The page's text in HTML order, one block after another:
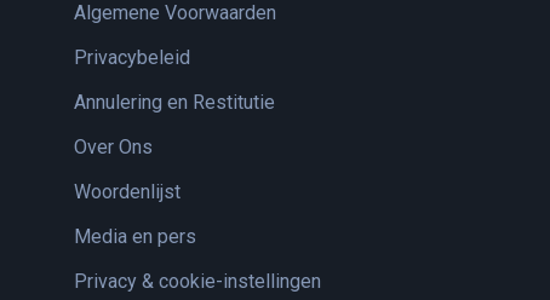
Algemene Voorwaarden
Privacybeleid
Annulering en Restitutie
Over Ons
Woordenlijst
Media en pers
Privacy & cookie-instellingen